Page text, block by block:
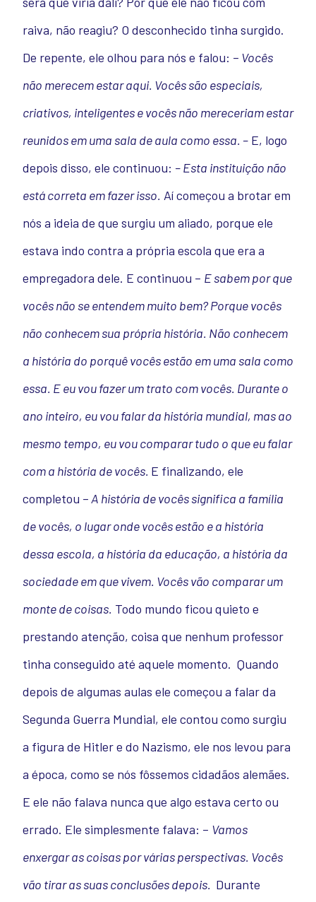
raiva, não reagiu? O desconhecido tinha surgido.
De repente, ele olhou para nós e falou: – Vocês
não merecem estar aqui. Vocês são especiais,
criativos, inteligentes e vocês não mereceriam estar
reunidos em uma sala de aula como essa. – E, logo
depois disso, ele continuou: – Esta instituição não
está correta em fazer isso. Aí começou a brotar em
nós a ideia de que surgiu um aliado, porque ele
estava indo contra a própria escola que era a
empregadora dele. E continuou – E sabem por que
vocês não se entendem muito bem? Porque vocês
não conhecem sua própria história. Não conhecem
a história do porquê vocês estão em uma sala como
essa. E eu vou fazer um trato com vocês. Durante o
ano inteiro, eu vou falar da história mundial, mas ao
mesmo tempo, eu vou comparar tudo o que eu falar
com a história de vocês. E finalizando, ele
completou –A história de vocês significa a família
de vocês, o lugar onde vocês estão e a história
dessa escola, a história da educação, a história da
sociedade em que vivem. Vocês vão comparar um
monte de coisas. Todo mundo ficou quieto e
prestando atenção, coisa que nenhum professor
tinha conseguido até aquele momento. Quando
depois de algumas aulas ele começou a falar da
Segunda Guerra Mundial, ele contou como surgiu
a figura de Hitler e do Nazismo, ele nos levou para
a época, como se nós fôssemos cidadãos alemães.
E ele não falava nunca que algo estava certo ou
errado. Ele simplesmente falava: – Vamos
enxergar as coisas por várias perspectivas. Vocês
vão tirar as suas conclusões depois. Durante